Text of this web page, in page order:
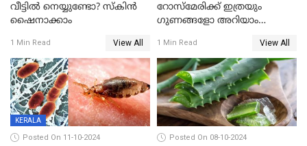
വീട്ടിൽ നെയ്യുണ്ടോ? സ്കിൻ
ഷൈനാക്കാം
1 Min Read View All
റോസ്മേരിക്ക് ഇത്രയും
ഗുണങ്ങളോ അറിയാം
ഗുണങ്ങൾ
1 Min Read View All
KERALA
Posted On 11-10-2024 Posted On 08-10-2024